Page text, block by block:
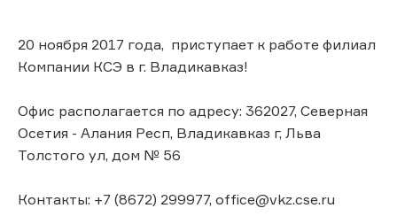
20 ноября 2017 года, приступает к работе филиал
Компании КСЭ в г. Владикавказ!
Офис располагается по адресу: 362027, Северная
Осетия - Алания Респ, Владикавказ г, Льва
Толстого ул, дом № 56
Контакты: +7 (8672) 299977, office@vkz.cse.ru